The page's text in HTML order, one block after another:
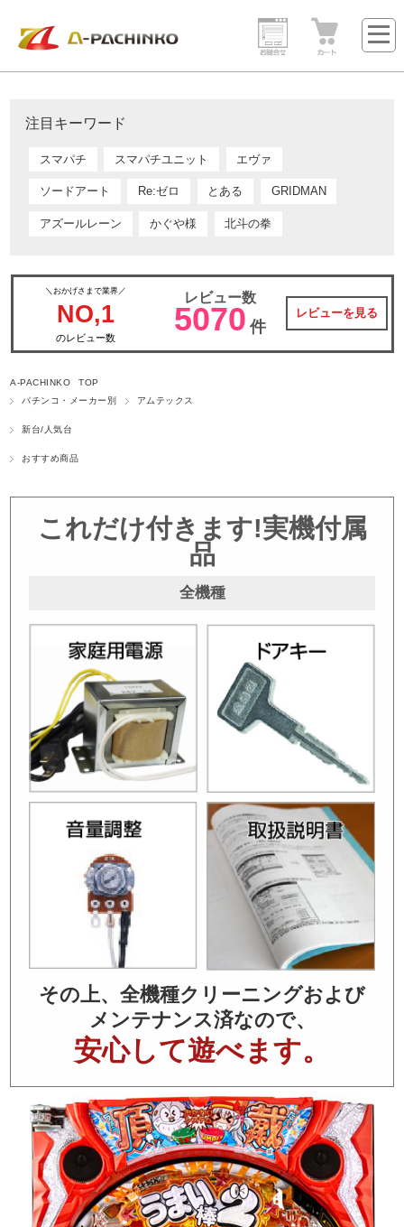
注目キーワード
スマパチ スマパチユニット エヴァ
ソードアート Re:ゼロ とある GRIDMAN
アズールレーン かぐや様 北斗の拳
＼おかげさまで業界／
NO,1
のレビュー数
レビュー数
5070 件
レビューを見る
A-PACHINKO TOP
パチンコ・メーカー別
アムテックス
新台/人気台
おすすめ商品
これだけ付きます!実機付属
品
全機種
その上、全機種クリーニングおよび
メンテナンス済なので、
安心して遊べます。